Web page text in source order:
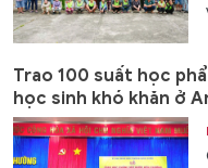
Trao 100 suất học
học sinh khó khăn ở